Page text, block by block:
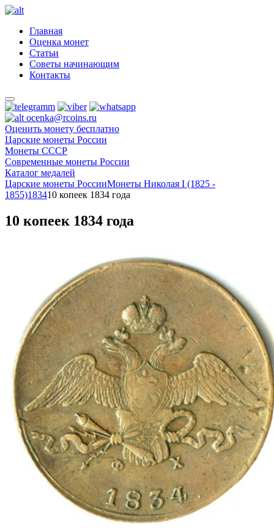
Главная
Оценка монет
Статьи
Советы начинающим
Контакты
ocenka@rcoins.ru
Оценить монету бесплатно
Царские монеты России
Монеты СССР
Современные монеты России
Каталог медалей
Царские монеты РоссииМонеты Николая I (1825 -
1855)183410 копеек 1834 года
10 копеек 1834 года